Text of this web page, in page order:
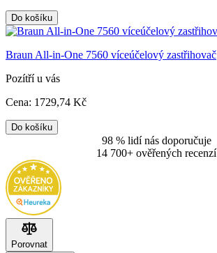
Do košíku
Braun All-in-One 7560 víceúčelový zastřihovač
Pozítří u vás
Cena: 1729,74 Kč
Do košíku
98 % lidí nás doporučuje
14 700+ ověřených recenzí
Porovnat